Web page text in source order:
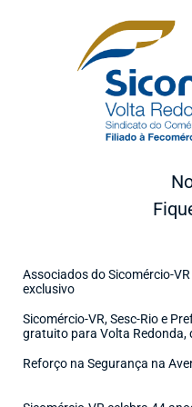
Associados do Sicomércio-
exclusivo
Sicomércio-VR, Sesc-Rio e
gratuito para Volta Redonda,
Reforço na Segurança na